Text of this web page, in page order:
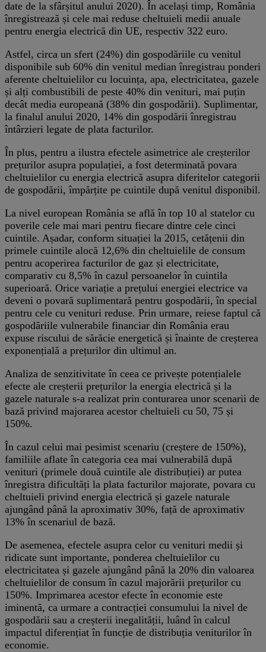
date de la sfârșitul anului 2020). În același timp, România
înregistrează și cele mai reduse cheltuieli medii anuale
pentru energia electrică din UE, respectiv 322 euro.
Astfel, circa un sfert (24%) din gospodăriile cu venitul
disponibile sub 60% din venitul median înregistrau ponderi
aferente cheltuielilor cu locuința, apa, electricitatea, gazele
și alți combustibili de peste 40% din venituri, mai puțin
decât media europeană (38% din gospodării). Suplimentar,
la finalul anului 2020, 14% din gospodării înregistrau
întârzieri legate de plata facturilor.
În plus, pentru a ilustra efectele asimetrice ale creșterilor
prețurilor asupra populației, a fost determinată povara
cheltuielilor cu energia electrică asupra diferitelor categorii
de gospodării, împărțite pe cuintile după venitul disponibil.
La nivel european România se află în top 10 al statelor cu
poverile cele mai mari pentru fiecare dintre cele cinci
cuintile. Așadar, conform situației la 2015, cetățenii din
primele cuintile alocă 12,6% din cheltuielile de consum
pentru acoperirea facturilor de gaz și electricitate,
comparativ cu 8,5% în cazul persoanelor în cuintila
superioară. Orice variație a prețului energiei electrice va
deveni o povară suplimentară pentru gospodării, în special
pentru cele cu venituri reduse. Prin urmare, reiese faptul că
gospodăriile vulnerabile financiar din România erau
expuse riscului de sărăcie energetică și înainte de creșterea
exponențială a prețurilor din ultimul an.
Analiza de senzitivitate în ceea ce privește potențialele
efecte ale creșterii prețurilor la energia electrică și la
gazele naturale s-a realizat prin conturarea unor scenarii de
bază privind majorarea acestor cheltuieli cu 50, 75 și
150%.
În cazul celui mai pesimist scenariu (creștere de 150%),
familiile aflate în categoria cea mai vulnerabilă după
venituri (primele două cuintile ale distribuției) ar putea
înregistra dificultăți la plata facturilor majorate, povara cu
cheltuieli privind energia electrică și gazele naturale
ajungând până la aproximativ 30%, față de aproximativ
13% în scenariul de bază.
De asemenea, efectele asupra celor cu venituri medii și
ridicate sunt importante, ponderea cheltuielilor cu
electricitatea și gazele ajungând până la 20% din valoarea
cheltuielilor de consum în cazul majorării prețurilor cu
150%. Imprimarea acestor efecte în economie este
iminentă, ca urmare a contracției consumului la nivel de
gospodării sau a creșterii inegalității, luând în calcul
impactul diferențiat în funcție de distribuția veniturilor în
economie.